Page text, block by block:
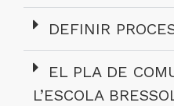
DEFINIR
EL PLA DE
L’ESCOLA